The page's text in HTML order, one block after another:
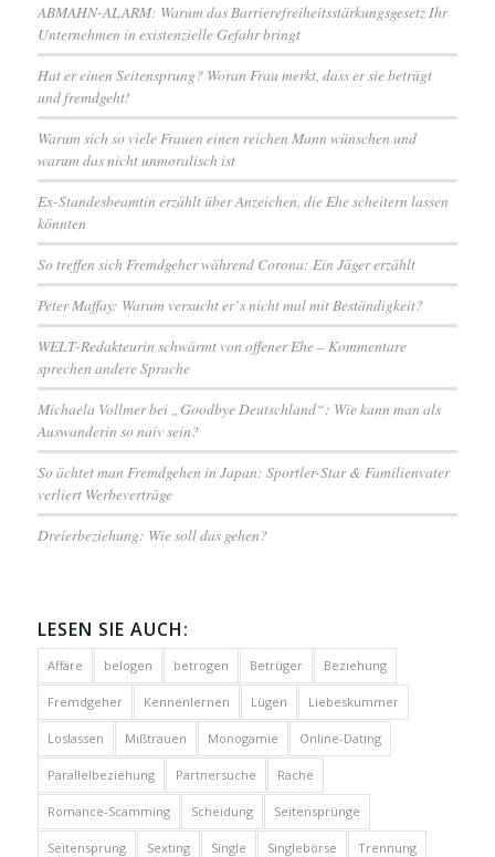
ABMAHN-ALARM: Warum das Barrierefreiheitsstärkungsgesetz Ihr
Unternehmen in existenzielle Gefahr bringt
Hat er einen Seitensprung? Woran Frau merkt, dass er sie betrügt
und fremdgeht!
Warum sich so viele Frauen einen reichen Mann wünschen und
warum das nicht unmoralisch ist
Ex-Standesbeamtin erzählt über Anzeichen, die Ehe scheitern lassen
könnten
So treffen sich Fremdgeher während Corona: Ein Jäger erzählt
Peter Maffay: Warum versucht er`s nicht mal mit Beständigkeit?
WELT-Redakteurin schwärmt von offener Ehe – Kommentare
sprechen andere Sprache
Michaela Vollmer bei „Goodbye Deutschland“: Wie kann man als
Auswanderin so naiv sein?
So ächtet man Fremdgehen in Japan: Sportler-Star & Familienvater
verliert Werbeverträge
Dreierbeziehung: Wie soll das gehen?
LESEN SIE AUCH:
Affäre belogen betrogen Betrüger Beziehung
Fremdgeher Kennenlernen Lügen Liebeskummer
Loslassen Mißtrauen Monogamie Online-Dating
Parallelbeziehung Partnersuche Rache
Romance-Scamming Scheidung Seitensprünge
Seitensprung Sexting Single Singlebörse Trennung